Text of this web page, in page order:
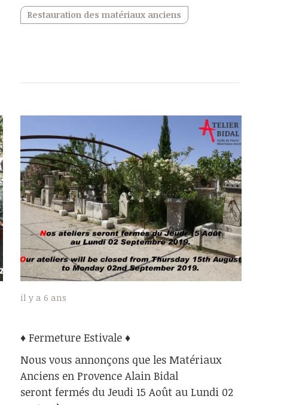
Restauration des matériaux anciens
il y a 6 ans
♦ Fermeture Estivale ♦
Nous vous annonçons que les Matériaux
Anciens en Provence Alain Bidal
seront fermés du Jeudi 15 Août au Lundi 02